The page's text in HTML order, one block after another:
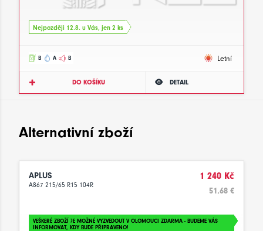
Nejpozději 12.8. u Vás, jen 2 ks
B A B Letní
DO KOŠÍKU DETAIL
Alternativní zboží
APLUS
A867 215/65 R15 104R
1 240 Kč
51.68 €
VEŠKERÉ ZBOŽÍ JE MOŽNÉ VYZVEDOUT V OLOMOUCI ZDARMA - BUDEME VÁS
INFORMOVAT, KDY BUDE PŘIPRAVENO!